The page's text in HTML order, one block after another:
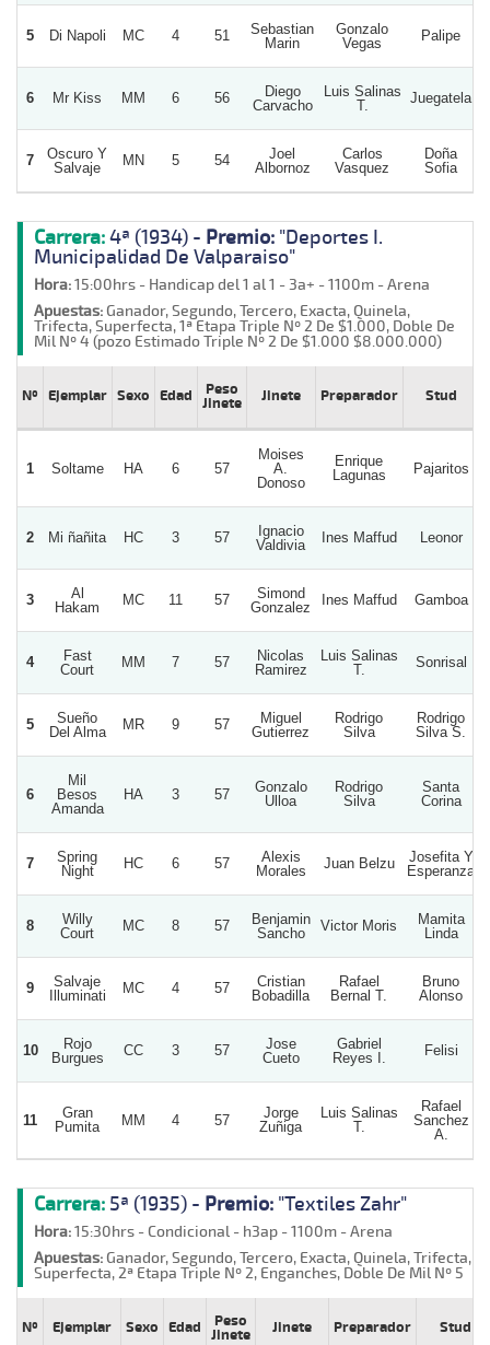
5 Di Napoli MC 4 51
Sebastian
Marin
Gonzalo
Vegas
Palipe
6 Mr Kiss MM 6 56
Diego
Carvacho
Luis Salinas
T.
Juegatela
7
Oscuro Y
Salvaje
MN 5 54
Joel
Albornoz
Carlos
Vasquez
Doña
Sofia
Carrera:4ª (1934) - Premio: "Deportes I.
Municipalidad De Valparaiso"
Hora:15:00hrs - Handicap del 1 al 1 - 3a+ - 1100m - Arena
Apuestas:Ganador, Segundo, Tercero, Exacta, Quinela,
Trifecta, Superfecta, 1ª Etapa Triple Nº 2 De $1.000, Doble De
Mil Nº 4 (pozo Estimado Triple Nº 2 De $1.000 $8.000.000)
Nº Ejemplar Sexo Edad
Peso
Jinete
Jinete Preparador Stud
1 Soltame HA 6 57
Moises
A.
Donoso
Enrique
Lagunas
Pajaritos
2 Mi ñañita HC 3 57
Ignacio
Valdivia
Ines Maffud Leonor
3
Al
Hakam
MC 11 57
Simond
Gonzalez
Ines Maffud Gamboa
4
Fast
Court
MM 7 57
Nicolas
Ramirez
Luis Salinas
T.
Sonrisal
5
Sueño
Del Alma
MR 9 57
Miguel
Gutierrez
Rodrigo
Silva
Rodrigo
Silva S.
6
Mil
Besos
Amanda
HA 3 57
Gonzalo
Ulloa
Rodrigo
Silva
Santa
Corina
7
Spring
Night
HC 6 57
Alexis
Morales
Juan Belzu
Josefita Y
Esperanza
8
Willy
Court
MC 8 57
Benjamin
Sancho
Victor Moris
Mamita
Linda
9
Salvaje
Illuminati
MC 4 57
Cristian
Bobadilla
Rafael
Bernal T.
Bruno
Alonso
10
Rojo
Burgues
CC 3 57
Jose
Cueto
Gabriel
Reyes I.
Felisi
11
Gran
Pumita
MM 4 57
Jorge
Zuñiga
Luis Salinas
T.
Rafael
Sanchez
A.
Carrera: 5ª (1935) - Premio: "Textiles Zahr"
Hora:15:30hrs - Condicional - h3ap - 1100m - Arena
Apuestas:Ganador, Segundo, Tercero, Exacta, Quinela, Trifecta,
Superfecta, 2ª Etapa Triple Nº 2, Enganches, Doble De Mil Nº 5
Nº Ejemplar Sexo Edad
Peso
Jinete
Jinete Preparador Stud